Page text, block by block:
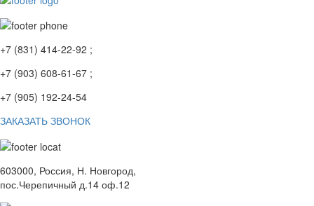
+7 (831) 414-22-92 ;
+7 (903) 608-61-67 ;
+7 (905) 192-24-54
ЗАКАЗАТЬ ЗВОНОК
603000, Россия, Н. Новгород,
пос.Черепичный д.14 оф.12